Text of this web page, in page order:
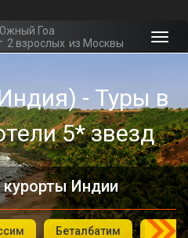
Гоа
2 взрослых из Москвы
- Туры в
5* звезд
Индии
Беталбатим